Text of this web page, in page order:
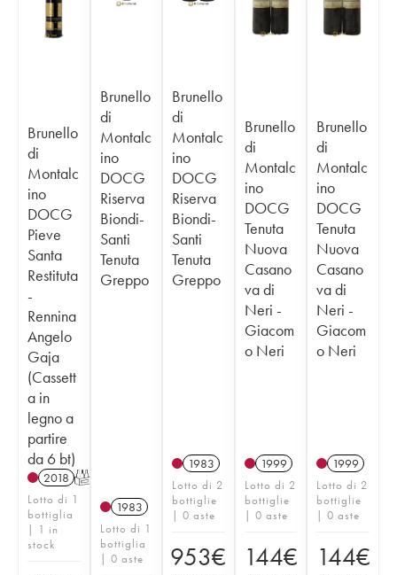
Brunello
di
Montalc
ino
DOCG
Pieve
Santa
Restituta
-
Rennina
Angelo
Gaja
(Cassett
a in
legno a
partire
da 6 bt)
2018 T
Lotto di 1
bottiglia
| 1 in
stock
Brunello
di
Montalc
ino
DOCG
Riserva
Biondi-
Santi
Tenuta
Greppo
1983
Lotto di 1
bottiglia
| 0 aste
Brunello
di
Montalc
ino
DOCG
Riserva
Biondi-
Santi
Tenuta
Greppo
1983
Lotto di 2
bottiglie
| 0 aste
953€
Brunello
di
Montalc
ino
DOCG
Tenuta
Nuova
Casano
va di
Neri -
Giacom
o Neri
1999
Lotto di 2
bottiglie
| 0 aste
144€
Brunello
di
Montalc
ino
DOCG
Tenuta
Nuova
Casano
va di
Neri -
Giacom
o Neri
1999
Lotto di 2
bottiglie
| 0 aste
144€